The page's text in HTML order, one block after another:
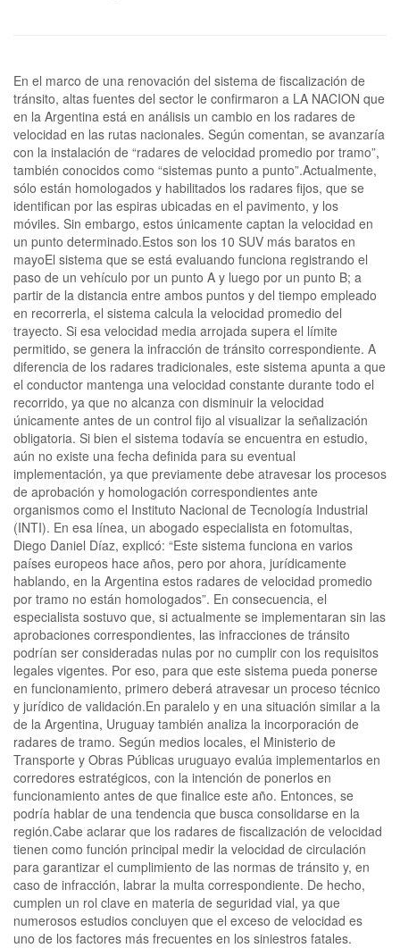
En el marco de una renovación del sistema de fiscalización de
tránsito, altas fuentes del sector le confirmaron a LA NACION que
en la Argentina está en análisis un cambio en los radares de
velocidad en las rutas nacionales. Según comentan, se avanzaría
con la instalación de “radares de velocidad promedio por tramo”,
también conocidos como “sistemas punto a punto”.Actualmente,
sólo están homologados y habilitados los radares fijos, que se
identifican por las espiras ubicadas en el pavimento, y los
móviles. Sin embargo, estos únicamente captan la velocidad en
un punto determinado.Estos son los 10 SUV más baratos en
mayoEl sistema que se está evaluando funciona registrando el
paso de un vehículo por un punto A y luego por un punto B; a
partir de la distancia entre ambos puntos y del tiempo empleado
en recorrerla, el sistema calcula la velocidad promedio del
trayecto. Si esa velocidad media arrojada supera el límite
permitido, se genera la infracción de tránsito correspondiente. A
diferencia de los radares tradicionales, este sistema apunta a que
el conductor mantenga una velocidad constante durante todo el
recorrido, ya que no alcanza con disminuir la velocidad
únicamente antes de un control fijo al visualizar la señalización
obligatoria. Si bien el sistema todavía se encuentra en estudio,
aún no existe una fecha definida para su eventual
implementación, ya que previamente debe atravesar los procesos
de aprobación y homologación correspondientes ante
organismos como el Instituto Nacional de Tecnología Industrial
(INTI). En esa línea, un abogado especialista en fotomultas,
Diego Daniel Díaz, explicó: “Este sistema funciona en varios
países europeos hace años, pero por ahora, jurídicamente
hablando, en la Argentina estos radares de velocidad promedio
por tramo no están homologados”. En consecuencia, el
especialista sostuvo que, si actualmente se implementaran sin las
aprobaciones correspondientes, las infracciones de tránsito
podrían ser consideradas nulas por no cumplir con los requisitos
legales vigentes. Por eso, para que este sistema pueda ponerse
en funcionamiento, primero deberá atravesar un proceso técnico
y jurídico de validación.En paralelo y en una situación similar a la
de la Argentina, Uruguay también analiza la incorporación de
radares de tramo. Según medios locales, el Ministerio de
Transporte y Obras Públicas uruguayo evalúa implementarlos en
corredores estratégicos, con la intención de ponerlos en
funcionamiento antes de que finalice este año. Entonces, se
podría hablar de una tendencia que busca consolidarse en la
región.Cabe aclarar que los radares de fiscalización de velocidad
tienen como función principal medir la velocidad de circulación
para garantizar el cumplimiento de las normas de tránsito y, en
caso de infracción, labrar la multa correspondiente. De hecho,
cumplen un rol clave en materia de seguridad vial, ya que
numerosos estudios concluyen que el exceso de velocidad es
uno de los factores más frecuentes en los siniestros fatales.